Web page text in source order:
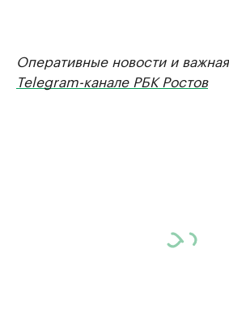
Оперативные новости и
Telegram-канале РБК Ростов